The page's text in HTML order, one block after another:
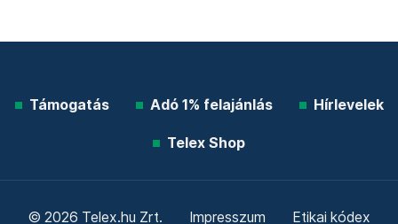
Támogatás Adó 1% felajánlás Hírlevelek
Telex Shop
© 2026 Telex.hu Zrt. Impresszum Etikai kódex